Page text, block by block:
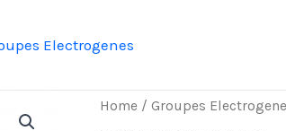
Electrogenes
Home / Groupes